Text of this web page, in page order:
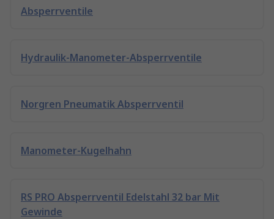
Absperrventile
Hydraulik-Manometer-Absperrventile
Norgren Pneumatik Absperrventil
Manometer-Kugelhahn
RS PRO Absperrventil Edelstahl 32 bar Mit
Gewinde